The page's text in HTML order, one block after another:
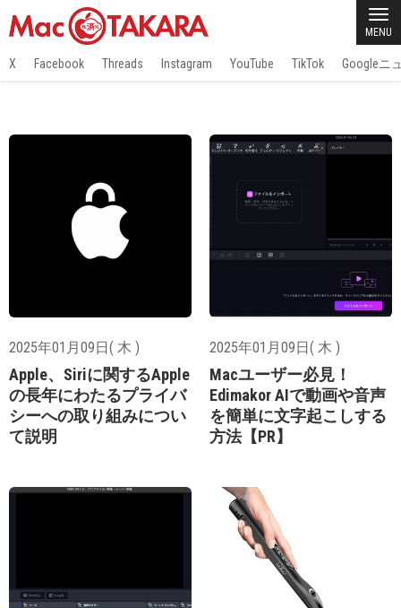
MENU
X Facebook Threads Instagram YouTube TikTok Googleニ
2025年01月09日( 木 )
Apple、Siriに関するApple
の長年にわたるプライバ
シーへの取り組みについ
て説明
2025年01月09日( 木 )
Macユーザー必見！
Edimakor AIで動画や音声
を簡単に文字起こしする
方法【PR】